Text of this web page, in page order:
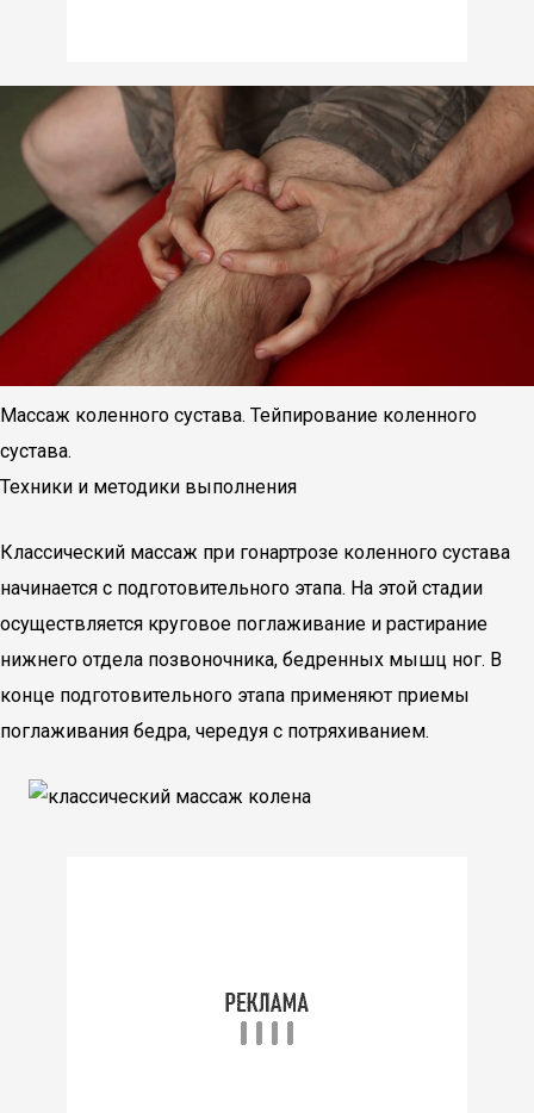
Массаж коленного сустава. Тейпирование коленного
сустава.
Техники и методики выполнения
Классический массаж при гонартрозе коленного сустава
начинается с подготовительного этапа. На этой стадии
осуществляется круговое поглаживание и растирание
нижнего отдела позвоночника, бедренных мышц ног. В
конце подготовительного этапа применяют приемы
поглаживания бедра, чередуя с потряхиванием.